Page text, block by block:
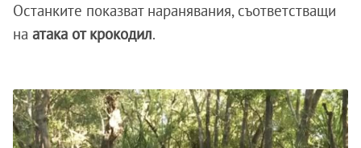
Останките показват наранявания, съответстващи
на атака от крокодил.